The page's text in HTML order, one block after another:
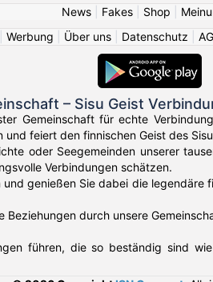
News| Fakes| Shop
Werbung Über uns Datenschutz
– Sisu Geist
Gemeinschaft für echte
feiert den finnischen Geist des
oder Seegemeinden unserer
Verbindungen schätzen.
genießen Sie dabei die
Beziehungen durch unsere
führen, die so beständig sind